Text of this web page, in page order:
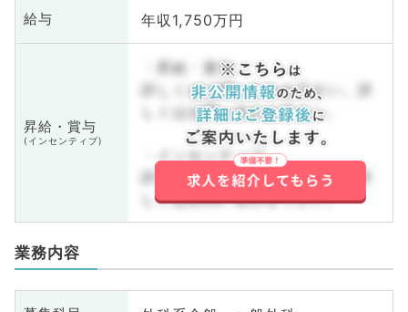
給与 年収1,750万円
昇給・賞与
(インセンティブ)
・昇給・賞与
詳しくはお問い合わせ下さい。詳
しくはお問い合わせ下さい。
・インセンティブ
詳しくはお問い合わせ下さい。詳
しくはお問い合わせ下さい。
業務内容